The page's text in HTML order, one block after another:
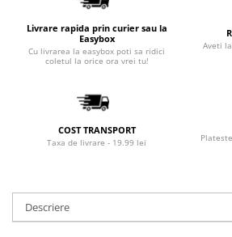
Livrare rapida prin curier sau la
Easybox
Cu livrarea la easybox poti sa ridici
coletul la orice ora vrei tu!
Aveti
COST TRANSPORT
Taxa de livrare - 19.99 lei
Descriere